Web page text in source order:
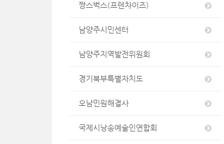
짱스벅스(프렌차이즈)
남양주시민센터
남양주지역발전위원회
경기북부특별자치도
오남민원해결사
국제시낭송예술인연합회